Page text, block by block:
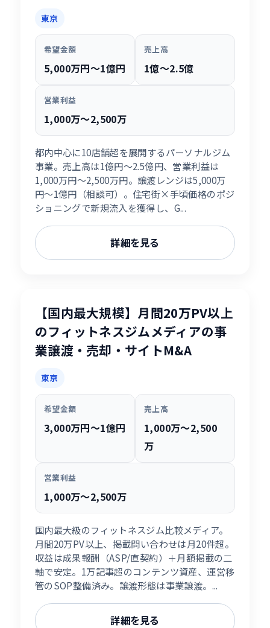
東京
希望金額
5,000万円〜1億円
売上高
1億〜2.5億
営業利益
1,000万〜2,500万
都内中心に10店舗超を展開するパーソナルジム
事業。売上高は1億円〜2.5億円、営業利益は
1,000万円〜2,500万円。譲渡レンジは5,000万
円〜1億円（相談可）。住宅街×手頃価格のポジ
ショニングで新規流入を獲得し、G...
詳細を見る
【国内最大規模】月間20万PV以上
のフィットネスジムメディアの事
業譲渡・売却・サイトM&A
東京
希望金額
3,000万円〜1億円
売上高
1,000万〜2,500
万
営業利益
1,000万〜2,500万
国内最大級のフィットネスジム比較メディア。
月間20万PV以上、掲載問い合わせは月20件超。
収益は成果報酬（ASP/直契約）＋月額掲載の二
軸で安定。1万記事超のコンテンツ資産、運営移
管のSOP整備済み。譲渡形態は事業譲渡。...
詳細を見る